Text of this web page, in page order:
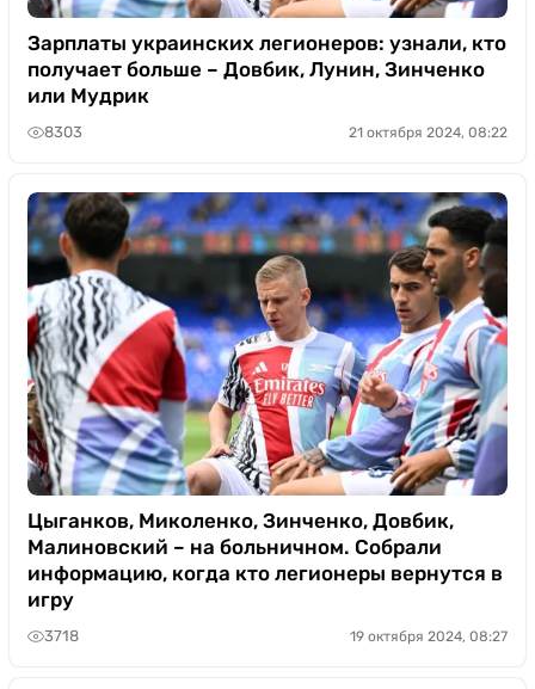
Зарплаты украинских легионеров: узнали, кто
получает больше – Довбик, Лунин, Зинченко
или Мудрик
8303 21 октября 2024, 08:22
Цыганков, Миколенко, Зинченко, Довбик,
Малиновский – на больничном. Собрали
информацию, когда кто легионеры вернутся в
игру
3718 19 октября 2024, 08:27